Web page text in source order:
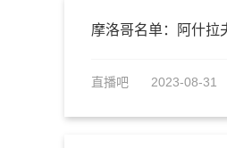
摩洛哥名单：阿什拉
直播吧 2023-08-31